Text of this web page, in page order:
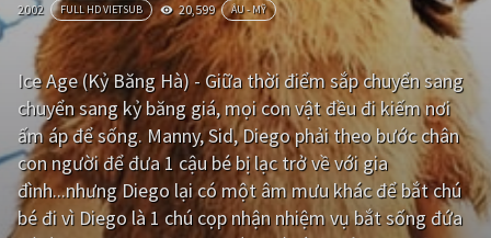
Tâm lý Chiến tranh
Võ thuật - Kiếm hiệp Nhạc kịch
Kinh dị Tội phạm - Hình sự
Phiêu lưu Hài hước
Viễn tưởng Khoa học - Tài liệu
2002 FULL HD VIETSUB 20,599 ÂU - MỸ
Ice Age (Kỷ Băng Hà) - Giữa thời điểm sắp chuyển sang
chuyển sang kỷ băng giá, mọi con vật đều đi kiếm nơi
ấm áp để sống. Manny, Sid, Diego phải theo bước chân
con người để đưa 1 cậu bé bị lạc trở về với gia
đình...nhưng Diego lại có một âm mưu khác để bắt chú
bé đi vì Diego là 1 chú cọp nhận nhiệm vụ bắt sống đứa